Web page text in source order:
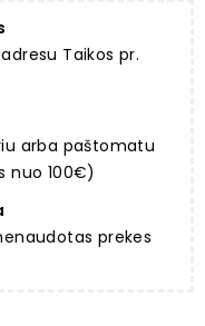
Taikos pr.
arba paštomatu
nuo 100€)
prekes